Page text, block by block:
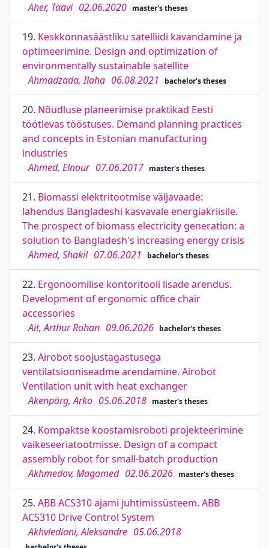
Aher, Taavi 02.06.2020 master's theses
19. Keskkonnasäästliku satelliidi kavandamine ja
optimeerimine. Design and optimization of
environmentally sustainable satellite
Ahmadzada, Ilaha 06.08.2021 bachelor's theses
20. Nõudluse planeerimise praktikad Eesti
töötlevas tööstuses. Demand planning practices
and concepts in Estonian manufacturing
industries
Ahmed, Elnour 07.06.2017 master's theses
21. Biomassi elektritootmise väljavaade:
lahendus Bangladeshi kasvavale energiakriisile.
The prospect of biomass electricity generation: a
solution to Bangladesh's increasing energy crisis
Ahmed, Shakil 07.06.2021 bachelor's theses
22. Ergonoomilise kontoritooli lisade arendus.
Development of ergonomic office chair
accessories
Ait, Arthur Rohan 09.06.2026 bachelor's theses
23. Airobot soojustagastusega
ventilatsiooniseadme arendamine. Airobot
Ventilation unit with heat exchanger
Akenpärg, Arko 05.06.2018 master's theses
24. Kompaktse koostamisroboti projekteerimine
väikeseeriatootmisse. Design of a compact
assembly robot for small-batch production
Akhmedov, Magomed 02.06.2026 master's theses
25. ABB ACS310 ajami juhtimissüsteem. ABB
ACS310 Drive Control System
Akhvlediani, Aleksandre 05.06.2018